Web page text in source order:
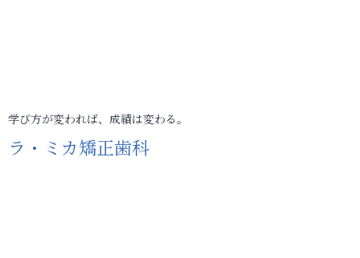
学び方が変われば、成績は変わる。
ラ・ミカ矯正歯科